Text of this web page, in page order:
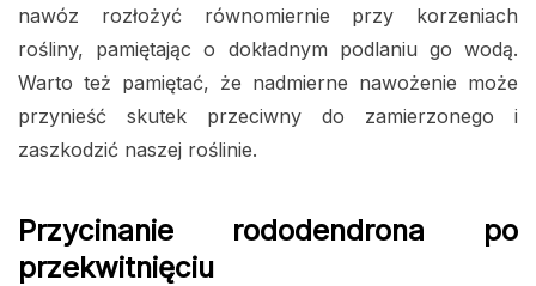
nawóz rozłożyć równomiernie przy korzeniach
rośliny, pamiętając o dokładnym podlaniu go wodą.
Warto też pamiętać, że nadmierne nawożenie może
przynieść skutek przeciwny do zamierzonego i
zaszkodzić naszej roślinie.
Przycinanie rododendrona po
przekwitnięciu